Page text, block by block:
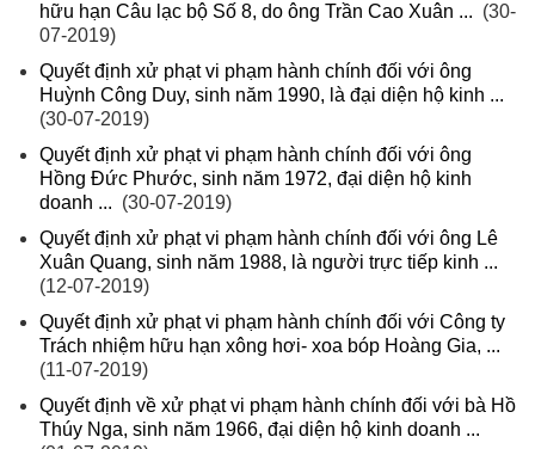
hữu hạn Câu lạc bộ Số 8, do ông Trần Cao Xuân ... (30-
07-2019)
Quyết định xử phạt vi phạm hành chính đối với ông
Huỳnh Công Duy, sinh năm 1990, là đại diện hộ kinh ...
(30-07-2019)
Quyết định xử phạt vi phạm hành chính đối với ông
Hồng Đức Phước, sinh năm 1972, đại diện hộ kinh
doanh ... (30-07-2019)
Quyết định xử phạt vi phạm hành chính đối với ông Lê
Xuân Quang, sinh năm 1988, là người trực tiếp kinh ...
(12-07-2019)
Quyết định xử phạt vi phạm hành chính đối với Công ty
Trách nhiệm hữu hạn xông hơi- xoa bóp Hoàng Gia, ...
(11-07-2019)
Quyết định về xử phạt vi phạm hành chính đối với bà Hồ
Thúy Nga, sinh năm 1966, đại diện hộ kinh doanh ...